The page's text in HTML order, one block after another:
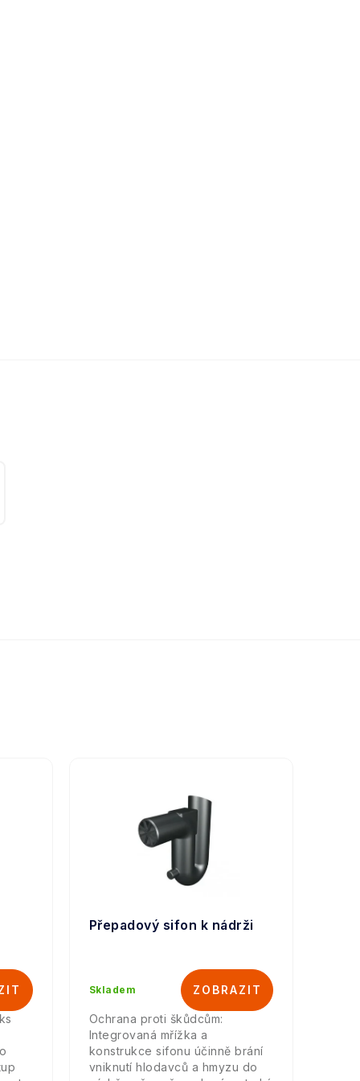
Přepadový sifon k nádrži
Skladem
Ochrana proti škůdcům:
Integrovaná mřížka a
konstrukce sifonu účinně brání
vniknutí hlodavců a hmyzu do